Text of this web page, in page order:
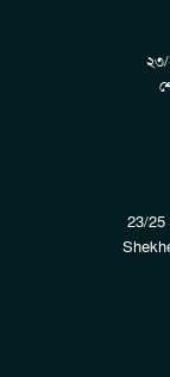
২৩/
23/25